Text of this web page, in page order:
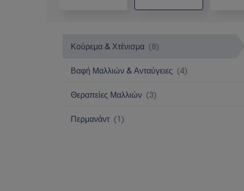
Κούρεμα & Χτένισμα (8)
Βαφή Μαλλιών & Ανταύγειες (4)
Θεραπείες Μαλλιών (3)
Περμανάντ (1)